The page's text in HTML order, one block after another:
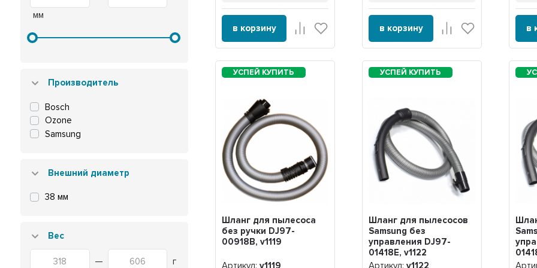
мм
Производитель
Bosch
Ozone
Samsung
Внешний диаметр
38 мм
Вес
— г
в корзину в корзину в
Шланг для пылесоса
без ручки DJ97-
00918B, v1119
Артикул:v1119
Шланг для пылесосов
Samsung без
управления DJ97-
01418E, v1122
Артикул:v1122